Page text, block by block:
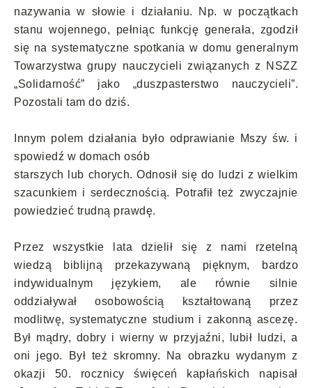
nazywania w słowie i działaniu. Np. w początkach
stanu wojennego, pełniąc funkcję generała, zgodził
się na systematyczne spotkania w domu generalnym
Towarzystwa grupy nauczycieli związanych z NSZZ
„Solidarność” jako „duszpasterstwo nauczycieli”.
Pozostali tam do dziś.
Innym polem działania było odprawianie Mszy św. i
spowiedź w domach osób
starszych lub chorych. Odnosił się do ludzi z wielkim
szacunkiem i serdecznością. Potrafił też zwyczajnie
powiedzieć trudną prawdę.
Przez wszystkie lata dzielił się z nami rzetelną
wiedzą biblijną przekazywaną pięknym, bardzo
indywidualnym językiem, ale równie silnie
oddziaływał osobowością kształtowaną przez
modlitwę, systematyczne studium i zakonną ascezę.
Był mądry, dobry i wierny w przyjaźni, lubił ludzi, a
oni jego. Był też skromny. Na obrazku wydanym z
okazji 50. rocznicy święceń kapłańskich napisał